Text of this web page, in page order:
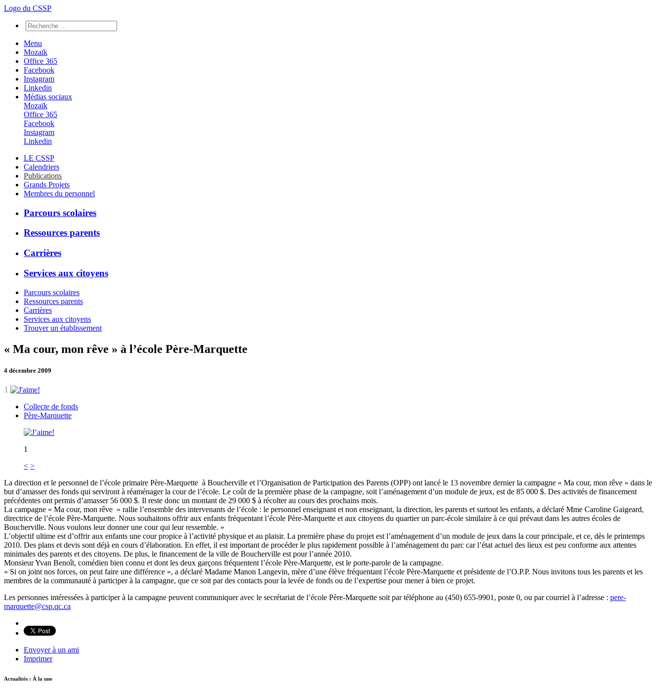
Logo du CSSP
Menu
Mozaïk
Office 365
Facebook
Instagram
Linkedin
Médias sociaux
Mozaïk
Office 365
Facebook
Instagram
Linkedin
LE CSSP
Calendriers
Publications
Grands Projets
Membres du personnel
Parcours scolaires
Ressources parents
Carrières
Services aux citoyens
Parcours scolaires
Ressources parents
Carrières
Services aux citoyens
Trouver un établissement
« Ma cour, mon rêve » à l’école Père-Marquette
4 décembre 2009
1
Collecte de fonds
Père-Marquette
1
< >
La direction et le personnel de l’école primaire Père-Marquette à Boucherville et l’Organisation de Participation des Parents (OPP) ont lancé le 13 novembre dernier la campagne « Ma cour, mon rêve » dans le
but d’amasser des fonds qui serviront à réaménager la cour de l’école. Le coût de la première phase de la campagne, soit l’aménagement d’un module de jeux, est de 85 000 $. Des activités de financement
précédentes ont permis d’amasser 56 000 $. Il reste donc un montant de 29 000 $ à récolter au cours des prochains mois.
La campagne « Ma cour, mon rêve » rallie l’ensemble des intervenants de l’école : le personnel enseignant et non enseignant, la direction, les parents et surtout les enfants, a déclaré Mme Caroline Gaigeard,
directrice de l’école Père-Marquette. Nous souhaitons offrir aux enfants fréquentant l’école Père-Marquette et aux citoyens du quartier un parc-école similaire à ce qui prévaut dans les autres écoles de
Boucherville. Nous voulons leur donner une cour qui leur ressemble. »
L’objectif ultime est d’offrir aux enfants une cour propice à l’activité physique et au plaisir. La première phase du projet est l’aménagement d’un module de jeux dans la cour principale, et ce, dès le printemps
2010. Des plans et devis sont déjà en cours d’élaboration. En effet, il est important de procéder le plus rapidement possible à l’aménagement du parc car l’état actuel des lieux est peu conforme aux attentes
minimales des parents et des citoyens. De plus, le financement de la ville de Boucherville est pour l’année 2010.
Monsieur Yvan Benoît, comédien bien connu et dont les deux garçons fréquentent l’école Père-Marquette, est le porte-parole de la campagne.
« Si on joint nos forces, on peut faire une différence », a déclaré Madame Manon Langevin, mère d’une élève fréquentant l’école Père-Marquette et présidente de l’O.P.P. Nous invitons tous les parents et les
membres de la communauté à participer à la campagne, que ce soit par des contacts pour la levée de fonds ou de l’expertise pour mener à bien ce projet.
Les personnes intéressées à participer à la campagne peuvent communiquer avec le secrétariat de l’école Père-Marquette soit par téléphone au (450) 655-9901, poste 0, ou par courriel à l’adresse : pere-
marquette@csp.qc.ca
Envoyer à un ami
Imprimer
Actualités : À la une